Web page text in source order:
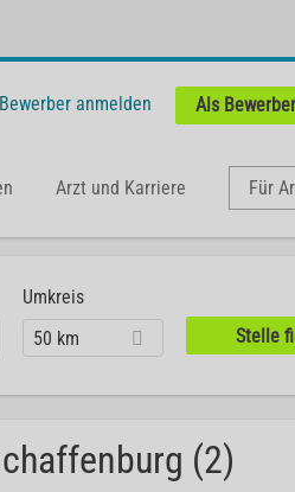
anmelden Als
Arzt und Karriere Für
Umkreis
50 km
(2)